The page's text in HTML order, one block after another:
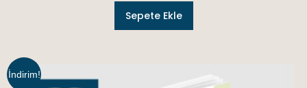
Sepete Ekle
İndirim!